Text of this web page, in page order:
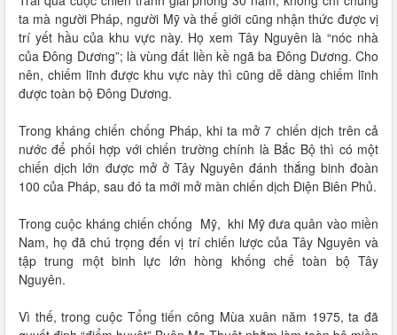
ta mà người Pháp, người Mỹ và thế giới cũng nhận thức được vị
trí yết hầu của khu vực này. Họ xem Tây Nguyên là “nóc nhà
của Đông Dương”; là vùng đất liền kề ngã ba Đông Dương. Cho
nên, chiếm lĩnh được khu vực này thì cũng dễ dàng chiếm lĩnh
được toàn bộ Đông Dương.
Trong kháng chiến chống Pháp, khi ta mở 7 chiến dịch trên cả
nước để phối hợp với chiến trường chính là Bắc Bộ thì có một
chiến dịch lớn được mở ở Tây Nguyên đánh thắng binh đoàn
100 của Pháp, sau đó ta mới mở màn chiến dịch Điện Biên Phủ.
Trong cuộc kháng chiến chống Mỹ, khi Mỹ đưa quân vào miền
Nam, họ đã chú trọng đến vị trí chiến lược của Tây Nguyên và
tập trung một binh lực lớn hòng khống chế toàn bộ Tây
Nguyên.
Vì thế, trong cuộc Tổng tiến công Mùa xuân năm 1975, ta đã